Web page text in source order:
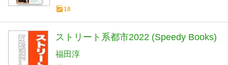
18
ストリート系都市2022 (Speedy Books)
福田淳